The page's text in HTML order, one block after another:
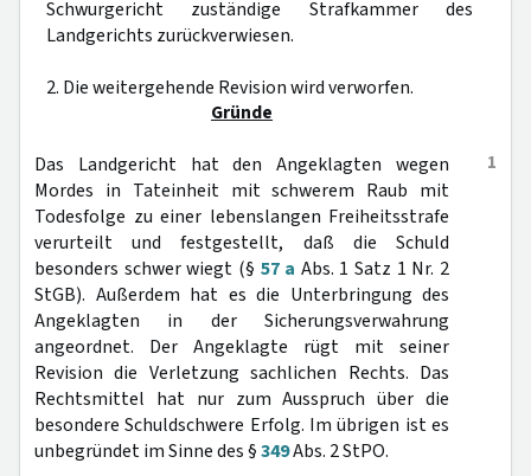
Schwurgericht zuständige Strafkammer des
Landgerichts zurückverwiesen.
2. Die weitergehende Revision wird verworfen.
Gründe
1
Das Landgericht hat den Angeklagten wegen
Mordes in Tateinheit mit schwerem Raub mit
Todesfolge zu einer lebenslangen Freiheitsstrafe
verurteilt und festgestellt, daß die Schuld
besonders schwer wiegt (§ 57 a Abs. 1 Satz 1 Nr. 2
StGB). Außerdem hat es die Unterbringung des
Angeklagten in der Sicherungsverwahrung
angeordnet. Der Angeklagte rügt mit seiner
Revision die Verletzung sachlichen Rechts. Das
Rechtsmittel hat nur zum Ausspruch über die
besondere Schuldschwere Erfolg. Im übrigen ist es
unbegründet im Sinne des §349Abs. 2 StPO.